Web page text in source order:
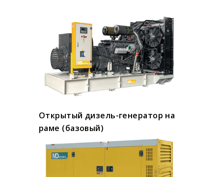
Открытый дизель-генератор на
раме (базовый)